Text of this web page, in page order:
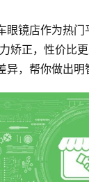
镜店作为热门
矫正，性价比
，帮你做出明